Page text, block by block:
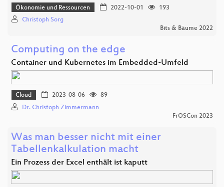
Ökonomie und Ressourcen 2022-10-01
193
Christoph Sorg
Bits & Bäume 2022
Computing on the edge
Container und Kubernetes im Embedded-Umfeld
Cloud 2023-08-06
89
Dr. Christoph Zimmermann
FrOSCon 2023
Was man besser nicht mit einer
Tabellenkalkulation macht
Ein Prozess der Excel enthält ist kaputt